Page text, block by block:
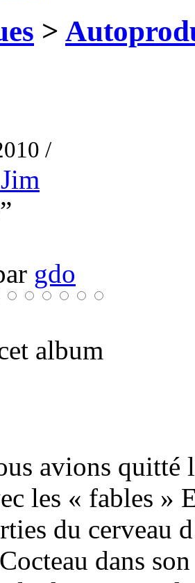
>
/
gdo
album
avions quitté
les « fables »
du cerveau
dans